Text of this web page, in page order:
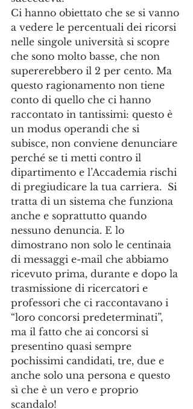
Ci hanno obiettato che se si vanno
a vedere le percentuali dei ricorsi
nelle singole università si scopre
che sono molto basse, che non
supererebbero il 2 per cento. Ma
questo ragionamento non tiene
conto di quello che ci hanno
raccontato in tantissimi: questo è
un modus operandi che si
subisce, non conviene denunciare
perché se ti metti contro il
dipartimento e l’Accademia rischi
di pregiudicare la tua carriera.  Si
tratta di un sistema che funziona
anche e soprattutto quando
nessuno denuncia. E lo
dimostrano non solo le centinaia
di messaggi e-mail che abbiamo
ricevuto prima, durante e dopo la
trasmissione di ricercatori e
professori che ci raccontavano i
“loro concorsi predeterminati”,
ma il fatto che ai concorsi si
presentino quasi sempre
pochissimi candidati, tre, due e
anche solo una persona e questo
sì che è un vero e proprio
scandalo!